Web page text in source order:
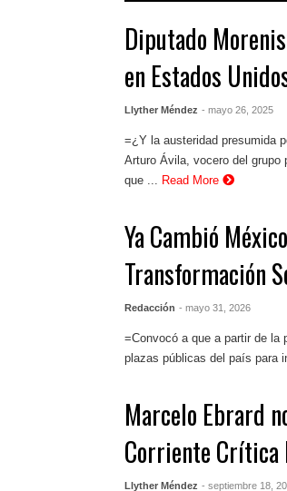
Diputado
en Estados
Llyther Méndez - mayo 26, 2025
=¿Y la austeridad presumida
Arturo Ávila, vocero del grupo
que ... Read More
Ya Cambió
Transformación
Redacción - mayo 31, 2026
=Convocó a que a partir de la
plazas públicas del país para
Marcelo Ebrard
Corriente Crítica
Llyther Méndez - septiembre 18,